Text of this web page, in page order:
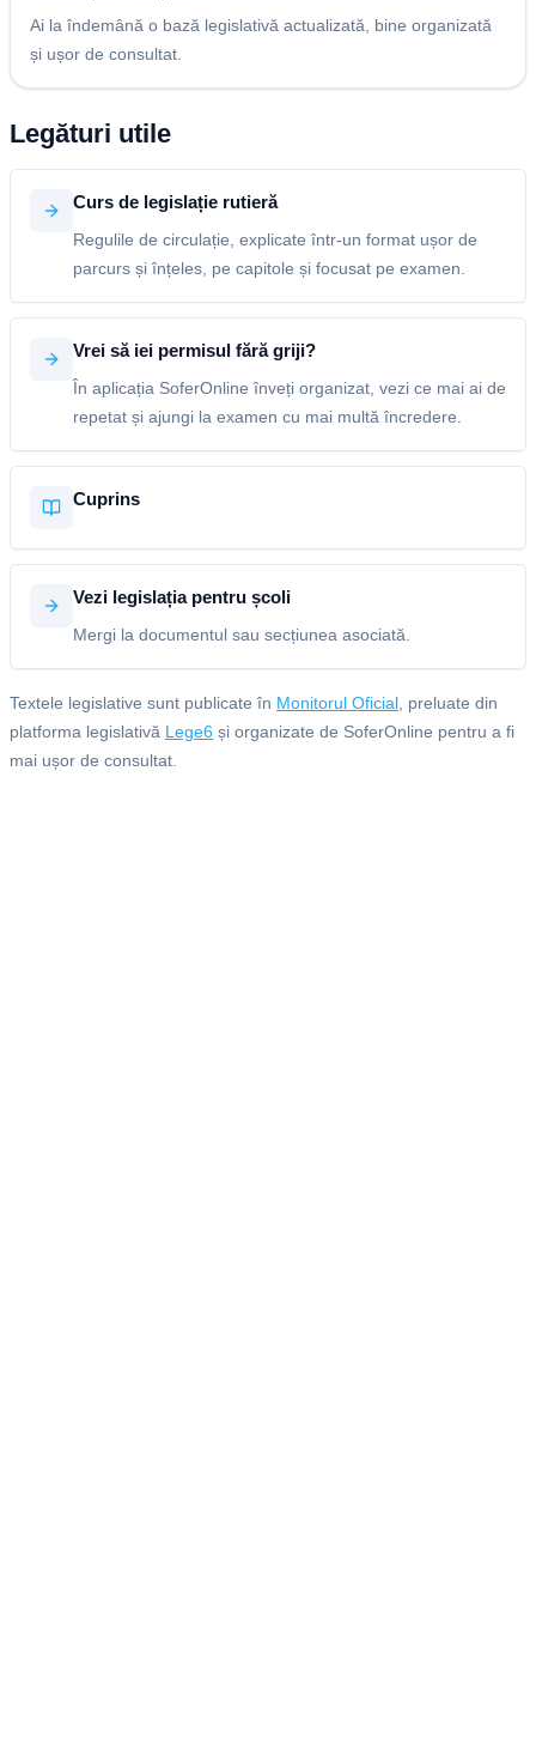
Ai la îndemână o bază legislativă actualizată, bine organizată
și ușor de consultat.
Legături utile
Curs de legislație rutieră
Regulile de circulație, explicate într-un format ușor de
parcurs și înțeles, pe capitole și focusat pe examen.
Vrei să iei permisul fără griji?
În aplicația SoferOnline înveți organizat, vezi ce mai ai de
repetat și ajungi la examen cu mai multă încredere.
Cuprins
Vezi legislația pentru școli
Mergi la documentul sau secțiunea asociată.
Textele legislative sunt publicate în Monitorul Oficial , preluate din
platforma legislativă Lege6 și organizate de SoferOnline pentru a fi
mai ușor de consultat.